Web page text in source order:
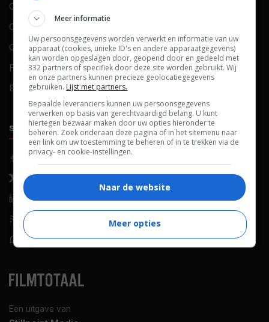
Een uitgave van
Contact
Over ons
Colofon
FAQ
Blog
Cookies
Cookievoorkeuren
SOCIALS
Facebook
X (Twitter)
LinkedIn
RSS-feed
WhatsApp
ONTDEKKEN
Nieuws
Netflix
Films op tv
Bioscoop
Meer informatie
Uw persoonsgegevens worden verwerkt en informatie van uw
apparaat (cookies, unieke ID's en andere apparaatgegevens)
kan worden opgeslagen door, geopend door en gedeeld met
332 partners of specifiek door deze site worden gebruikt. Wij
en onze partners kunnen precieze geolocatiegegevens
gebruiken. Lijst met partners.
Bepaalde leveranciers kunnen uw persoonsgegevens
verwerken op basis van gerechtvaardigd belang. U kunt
hiertegen bezwaar maken door uw opties hieronder te
beheren. Zoek onderaan deze pagina of in het sitemenu naar
een link om uw toestemming te beheren of in te trekken via de
privacy- en cookie-instellingen.
Naar de website
Meer opties